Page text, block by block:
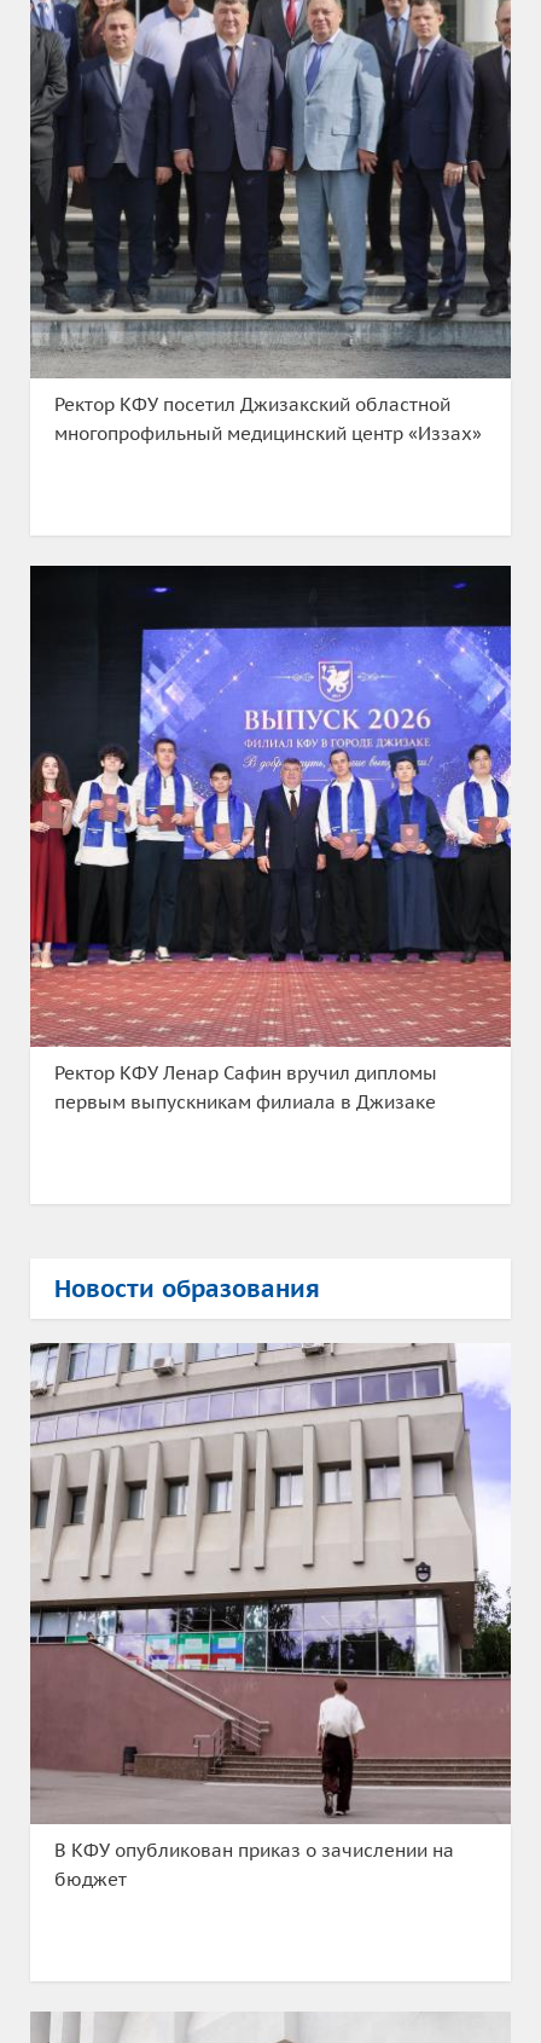
Ректор КФУ посетил Джизакский областной
многопрофильный медицинский центр «Иззах»
Ректор КФУ Ленар Сафин вручил дипломы
первым выпускникам филиала в Джизаке
Новости образования
В КФУ опубликован приказ о зачислении на
бюджет